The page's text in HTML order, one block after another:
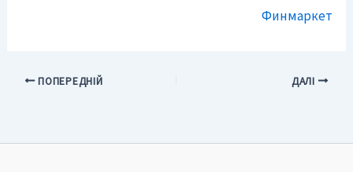
Финмаркет
ПОПЕРЕДНІЙ ДАЛІ